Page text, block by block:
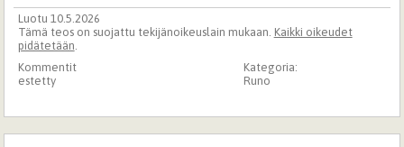
Luotu 10.5.2026
Tämä teos on suojattu tekijänoikeuslain mukaan. Kaikki oikeudet
pidätetään.
Kategoria:
Runo
Kommentit
estetty